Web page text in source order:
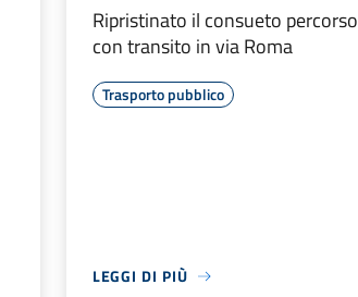
Ripristinato il consueto percorso
con transito in via Roma
Trasporto pubblico
LEGGI DI PIÙ